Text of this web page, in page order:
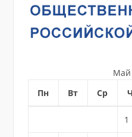
Май
Пн
Вт Ср
1